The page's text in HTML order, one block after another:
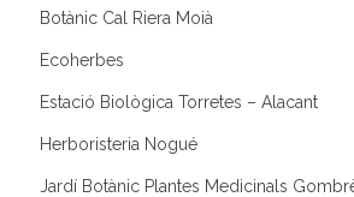
Botànic Cal Riera Moià
Ecoherbes
Estació Biològica Torretes – Alacant
Herboristeria Nogué
Jardí Botànic Plantes Medicinals